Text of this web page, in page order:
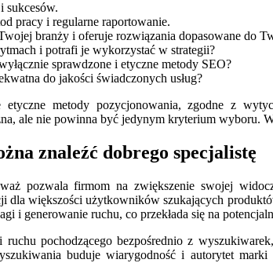
sukcesów.
pracy i regularne raportowanie.
branży i oferuje rozwiązania dopasowane do
i potrafi je wykorzystać w strategii?
sprawdzone i etyczne metody SEO?
do jakości świadczonych usług?
metody pozycjonowania, zgodne z
ale nie powinna być jedynym kryterium wyboru.
znaleźć dobrego specjalistę
pozwala firmom na zwiększenie swojej
dla większości użytkowników szukających
i generowanie ruchu, co przekłada się na
pochodzącego bezpośrednio z
buduje wiarygodność i autorytet